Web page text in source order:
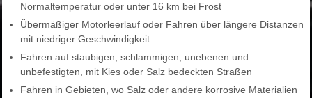
Normaltemperatur oder unter 16 km bei Frost
Übermäßiger Motorleerlauf oder Fahren über längere Distanzen
mit niedriger Geschwindigkeit
Fahren auf staubigen, schlammigen, unebenen und
unbefestigten, mit Kies oder Salz bedeckten Straßen
Fahren in Gebieten, wo Salz oder andere korrosive Materialien